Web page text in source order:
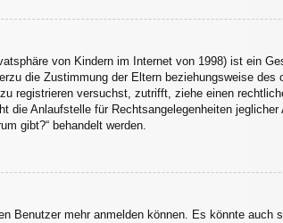
von Kindern im Internet von 1998) ist ein
die Zustimmung der Eltern beziehungsweise des
registrieren versuchst, zutrifft, ziehe einen
Anlaufstelle für Rechtsangelegenheiten jeglicher
gibt?“ behandelt werden.
Benutzer mehr anmelden können. Es könnte auch